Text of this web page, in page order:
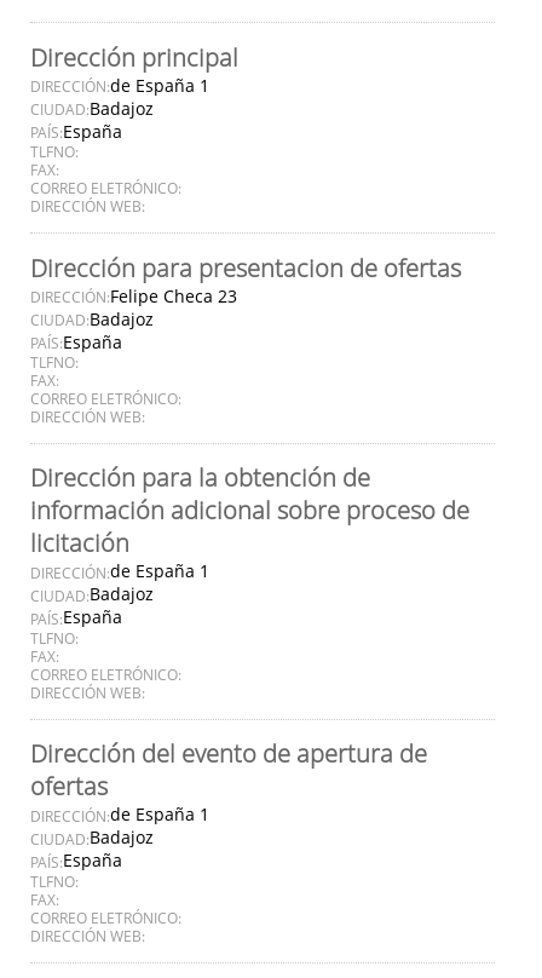
Dirección principal
DIRECCIÓN:de España 1
CIUDAD:Badajoz
PAÍS:España
TLFNO:
FAX:
CORREO ELETRÓNICO:
DIRECCIÓN WEB:
Dirección para presentacion de ofertas
DIRECCIÓN:Felipe Checa 23
CIUDAD:Badajoz
PAÍS:España
TLFNO:
FAX:
CORREO ELETRÓNICO:
DIRECCIÓN WEB:
Dirección para la obtención de
información adicional sobre proceso de
licitación
DIRECCIÓN:de España 1
CIUDAD:Badajoz
PAÍS:España
TLFNO:
FAX:
CORREO ELETRÓNICO:
DIRECCIÓN WEB:
Dirección del evento de apertura de
ofertas
DIRECCIÓN:de España 1
CIUDAD:Badajoz
PAÍS:España
TLFNO:
FAX:
CORREO ELETRÓNICO:
DIRECCIÓN WEB: